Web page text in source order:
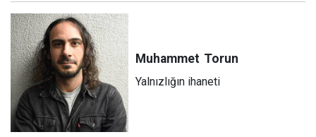
Muhammet Torun
Yalnızlığın ihaneti